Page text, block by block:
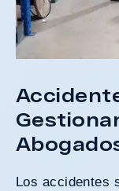
Los accidentes